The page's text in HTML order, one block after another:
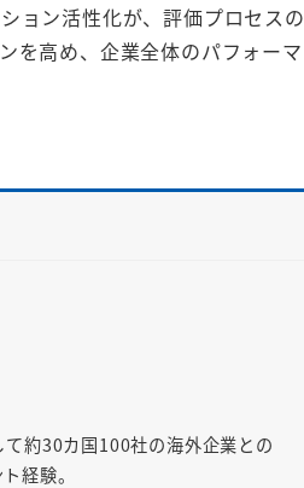
ョン活性化が、評価プロセスの
を高め、企業全体のパフォーマ
約30カ国100社の海外企業との
経験。